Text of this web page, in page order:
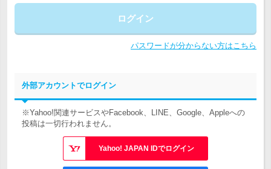
ログイン
パスワードが分からない方はこちら
外部アカウントでログイン
※Yahoo!関連サービスやFacebook、LINE、Google、Appleへの
投稿は一切行われません。
Yahoo! JAPAN IDでログイン